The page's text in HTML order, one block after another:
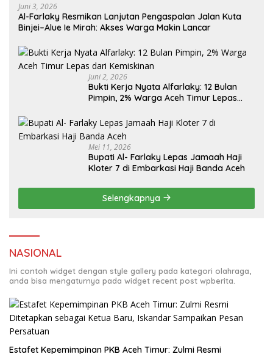
Juni 3, 2026
Al-Farlaky Resmikan Lanjutan Pengaspalan Jalan Kuta
Binjei–Alue Ie Mirah: Akses Warga Makin Lancar
Juni 2, 2026
Bukti Kerja Nyata Alfarlaky: 12 Bulan
Pimpin, 2% Warga Aceh Timur Lepas
Mei 11, 2026
Bupati Al- Farlaky Lepas Jamaah Haji
Kloter 7 di Embarkasi Haji Banda Aceh
Selengkapnya
NASIONAL
Ini contoh widget dengan style gallery pada kategori olahraga,
anda bisa mengaturnya pada widget recent post wpberita.
Estafet Kepemimpinan PKB Aceh Timur: Zulmi Resmi